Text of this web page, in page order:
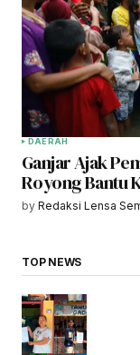
DAERAH
Ganjar Ajak
Royong Bantu
by Redaksi Lensa
TOP NEWS